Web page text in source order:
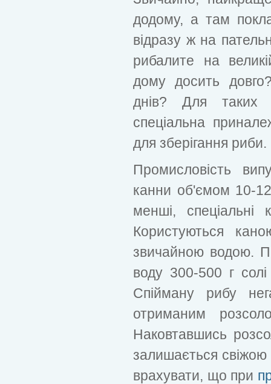
додому, а там
відразу ж на
рибалите на
дому досить
днів? Для таких
спеціальна
для зберігання риби.
Промисловість
канни об'ємом 10-12
менші, спеціальні
Користуються
звичайною водою.
воду 300-500 г
Спійману рибу
отриманим
Наковтавшись
залишається свіжою
врахувати, що при